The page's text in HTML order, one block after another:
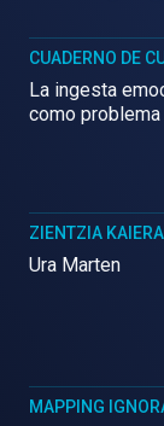
CUADERNO DE
La ingesta
como problema
ZIENTZIA KAIERA
Ura Marten
MAPPING